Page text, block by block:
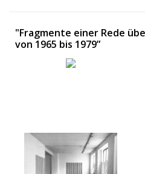
"Fragmente einer Rede
von 1965 bis 1979”